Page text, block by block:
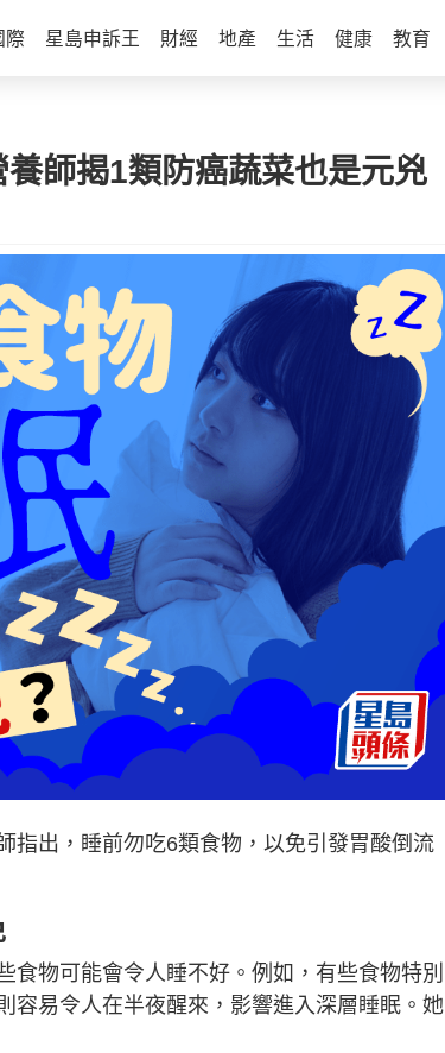
際 星島申訴王 財經 地產 生活 健康 教育
師揭1類防癌蔬菜也是元兇
指出，睡前勿吃6類食物，以免引發胃酸倒流
食物可能會令人睡不好。例如，有些食物特別
容易令人在半夜醒來，影響進入深層睡眠。她